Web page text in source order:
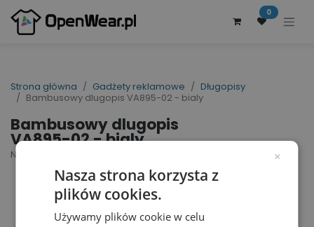
0
Strona główna Gadżety reklamowe
Długopisy
Bambusowy dlugopis VA895-02 - bialy
Bambusowy dlugopis
VA895-02 - bialy
Nr artykułu dostawcy: VA895-02 | ID : 39287 ×
Nasza strona korzysta z
plików cookies.
Używamy plików cookie w celu